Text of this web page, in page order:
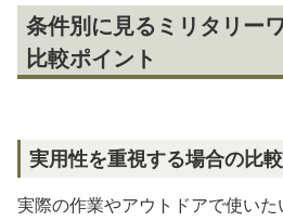
条件別に見るミリタリー
比較ポイント
実用性を重視する場合の比
実際の作業やアウトドアで使い